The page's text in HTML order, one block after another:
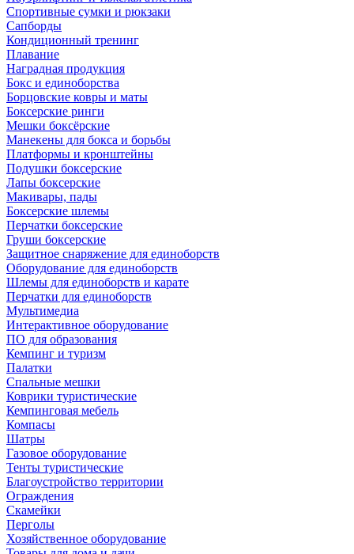
Спортивные сумки и рюкзаки
Сапборды
Кондиционный тренинг
Плавание
Наградная продукция
Бокс и единоборства
Борцовские ковры и маты
Боксерские ринги
Мешки боксёрские
Манекены для бокса и борьбы
Платформы и кронштейны
Подушки боксерские
Лапы боксерские
Макивары, пады
Боксерские шлемы
Перчатки боксерские
Груши боксерские
Защитное снаряжение для единоборств
Оборудование для единоборств
Шлемы для единоборств и карате
Перчатки для единоборств
Мультимедиа
Интерактивное оборудование
ПО для образования
Кемпинг и туризм
Палатки
Спальные мешки
Коврики туристические
Кемпинговая мебель
Компасы
Шатры
Газовое оборудование
Тенты туристические
Благоустройство территории
Ограждения
Скамейки
Перголы
Хозяйственное оборудование